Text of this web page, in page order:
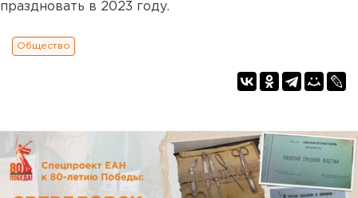
праздновать в 2023 году.
Общество